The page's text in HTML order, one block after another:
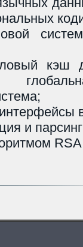
кэш
и